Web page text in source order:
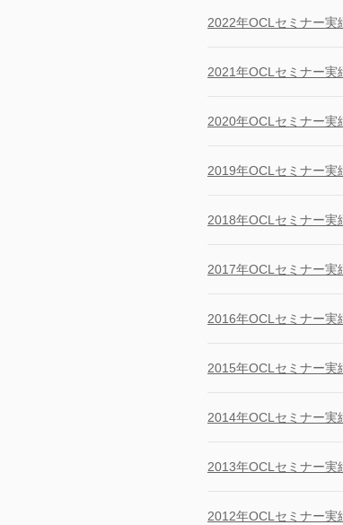
2022年OCLセミナー実
2021年OCLセミナー実
2020年OCLセミナー実
2019年OCLセミナー実
2018年OCLセミナー実
2017年OCLセミナー実
2016年OCLセミナー実
2015年OCLセミナー実
2014年OCLセミナー実
2013年OCLセミナー実
2012年OCLセミナー実